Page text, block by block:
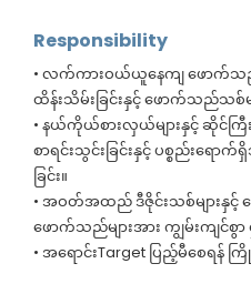
Responsibility
• လက်ကားဝယ်ယူနေကျ ဖောက်သ
ထိန်းသိမ်းခြင်းနှင့် ဖောက်သည်သစ်မျ
• နယ်ကိုယ်စားလှယ်များနှင့် ဆိုင်ကြီး
စာရင်းသွင်းခြင်းနှင့် ပစ္စည်းရ
ခြင်း။
• အဝတ်အထည် ဒီဇိုင်းသစ်များနှင့် စ
ဖောက်သည်များအား ကျွမ်းကျင်စွာ ရှ
• အရောင်းTarget ပြည့်မီစေရန် က